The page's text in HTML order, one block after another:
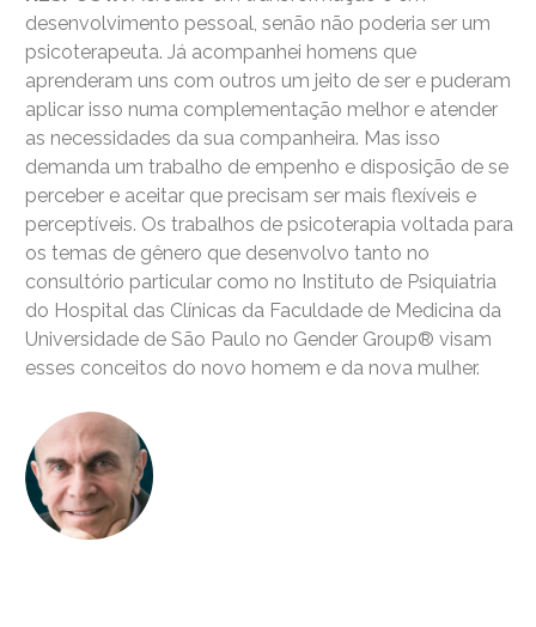
desenvolvimento pessoal, senão não poderia ser um
psicoterapeuta. Já acompanhei homens que
aprenderam uns com outros um jeito de ser e puderam
aplicar isso numa complementação melhor e atender
as necessidades da sua companheira. Mas isso
demanda um trabalho de empenho e disposição de se
perceber e aceitar que precisam ser mais flexíveis e
perceptíveis. Os trabalhos de psicoterapia voltada para
os temas de gênero que desenvolvo tanto no
consultório particular como no Instituto de Psiquiatria
do Hospital das Clínicas da Faculdade de Medicina da
Universidade de São Paulo no Gender Group® visam
esses conceitos do novo homem e da nova mulher.